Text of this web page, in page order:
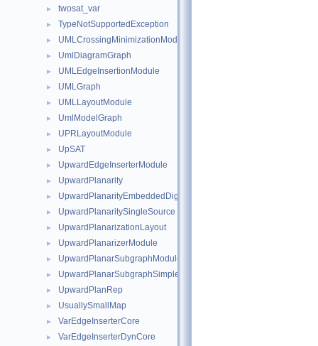
► twosat_var
► TypeNotSupportedException
► UMLCrossingMinimizationModule
► UmlDiagramGraph
► UMLEdgeInsertionModule
► UMLGraph
► UMLLayoutModule
► UmlModelGraph
► UPRLayoutModule
► UpSAT
► UpwardEdgeInserterModule
► UpwardPlanarity
► UpwardPlanarityEmbeddedDigraph
► UpwardPlanaritySingleSource
► UpwardPlanarizationLayout
► UpwardPlanarizerModule
► UpwardPlanarSubgraphModule
► UpwardPlanarSubgraphSimple
► UpwardPlanRep
► UsuallySmallMap
► VarEdgeInserterCore
► VarEdgeInserterDynCore